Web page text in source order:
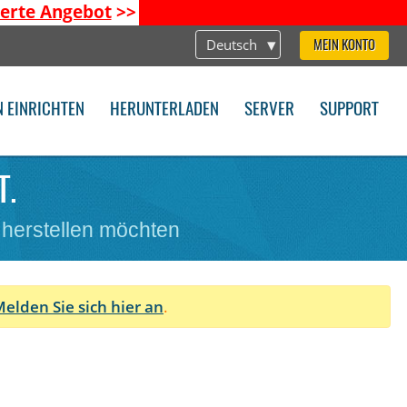
Angebot>>
Deutsch MEIN KONTO
EINRICHTEN HERUNTERLADEN SERVER SUPPORT
möchten
Sie sich hier an.